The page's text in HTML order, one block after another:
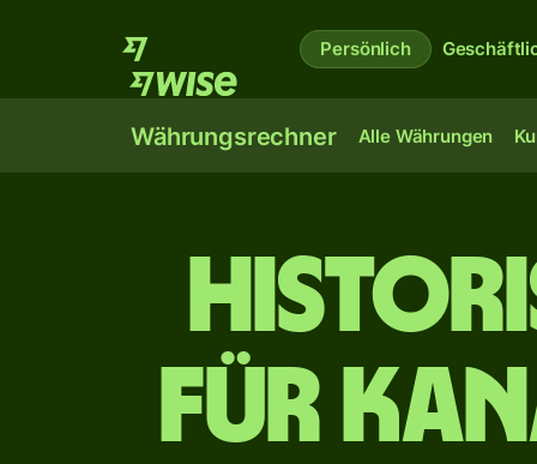
Persönlich
Währungsrechner Alle Währungen
für